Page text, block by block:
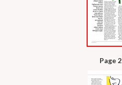
Page 2